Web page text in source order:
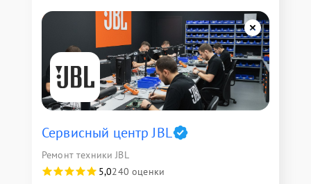
Сервисный центр JBL
Ремонт техники JBL
5,0240 оценки